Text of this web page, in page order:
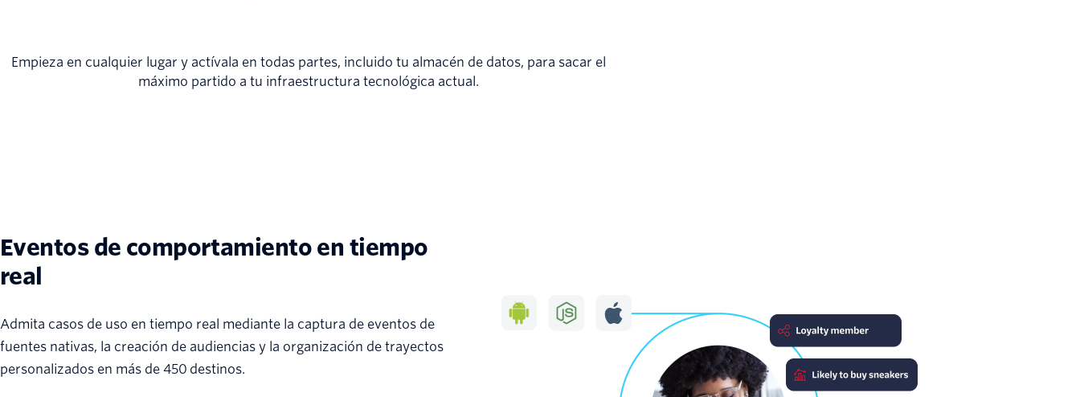
Empieza en cualquier lugar y actívala en todas partes, incluido tu almacén de datos, para sacar el
máximo partido a tu infraestructura tecnológica actual.
Eventos de comportamiento en tiempo
real
Admita casos de uso en tiempo real mediante la captura de eventos de
fuentes nativas, la creación de audiencias y la organización de trayectos
personalizados en más de 450 destinos.